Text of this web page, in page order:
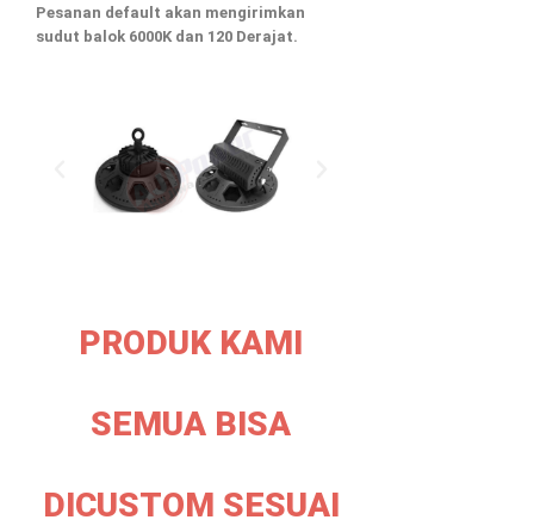
Pesanan default akan mengirimkan
sudut balok 6000K dan 120 Derajat.
PRODUK KAMI
SEMUA BISA
DICUSTOM SESUAI